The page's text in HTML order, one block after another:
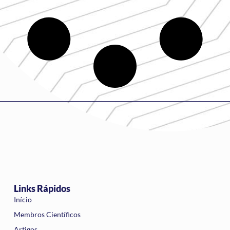
Links Rápidos
Início
Membros Científicos